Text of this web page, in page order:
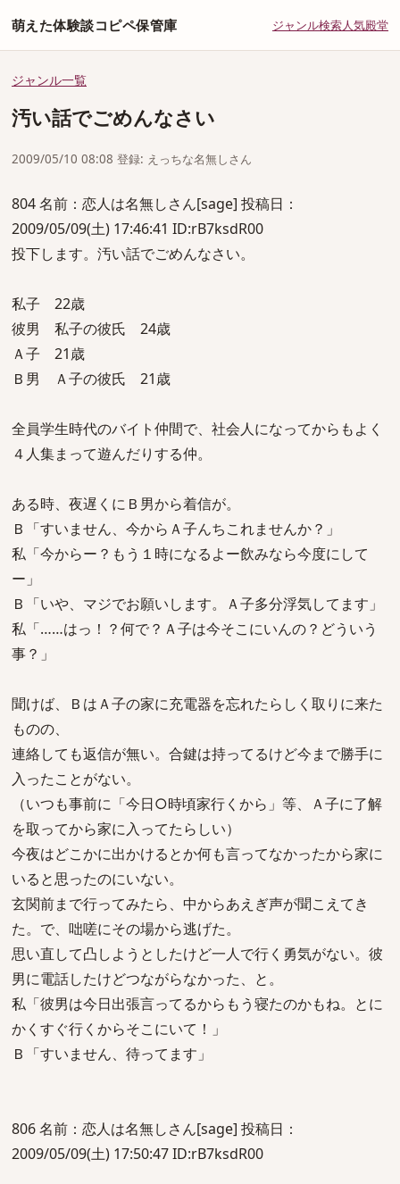
萌えた体験談コピペ保管庫 ジャンル検索人気殿堂
ジャンル一覧
汚い話でごめんなさい
2009/05/10 08:08 登録: えっちな名無しさん
804 名前：恋人は名無しさん[sage] 投稿日：
2009/05/09(土) 17:46:41 ID:rB7ksdR00
投下します。汚い話でごめんなさい。
私子 22歳
彼男 私子の彼氏 24歳
Ａ子 21歳
Ｂ男 Ａ子の彼氏 21歳
全員学生時代のバイト仲間で、社会人になってからもよく
４人集まって遊んだりする仲。
ある時、夜遅くにＢ男から着信が。
Ｂ「すいません、今からＡ子んちこれませんか？」
私「今からー？もう１時になるよー飲みなら今度にして
ー」
Ｂ「いや、マジでお願いします。Ａ子多分浮気してます」
私「……はっ！？何で？Ａ子は今そこにいんの？どういう
事？」
聞けば、ＢはＡ子の家に充電器を忘れたらしく取りに来た
ものの、
連絡しても返信が無い。合鍵は持ってるけど今まで勝手に
入ったことがない。
（いつも事前に「今日○時頃家行くから」等、Ａ子に了解
を取ってから家に入ってたらしい）
今夜はどこかに出かけるとか何も言ってなかったから家に
いると思ったのにいない。
玄関前まで行ってみたら、中からあえぎ声が聞こえてき
た。で、咄嗟にその場から逃げた。
思い直して凸しようとしたけど一人で行く勇気がない。彼
男に電話したけどつながらなかった、と。
私「彼男は今日出張言ってるからもう寝たのかもね。とに
かくすぐ行くからそこにいて！」
Ｂ「すいません、待ってます」
806 名前：恋人は名無しさん[sage] 投稿日：
2009/05/09(土) 17:50:47 ID:rB7ksdR00